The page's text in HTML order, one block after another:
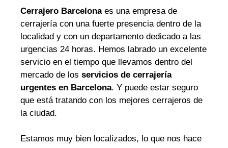
Cerrajero Barcelonaes una empresa de
cerrajería con una fuerte presencia dentro de la
localidad y con un departamento dedicado a las
urgencias 24 horas. Hemos labrado un excelente
servicio en el tiempo que llevamos dentro del
mercado de los servicios de cerrajería
urgentes en Barcelona. Y puede estar seguro
que está tratando con los mejores cerrajeros de
la ciudad.
Estamos muy bien localizados, lo que nos hace